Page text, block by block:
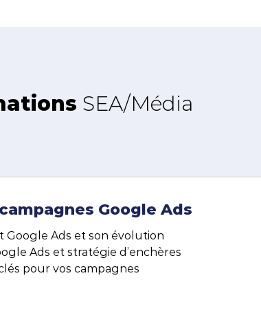
SEA/Média
Google Ads
Google Ads et son évolution
Ads et stratégie d’enchères
pour vos campagnes